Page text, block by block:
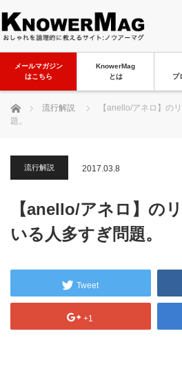
メールマガジン
はこちら
KnowerMag
とは
プ
ホーム 流行解説
【anello/アネロ】の
題。
流行解説 2017.03.8
【anello/アネロ】の
いる人多すぎ問題。
Tweet
+1